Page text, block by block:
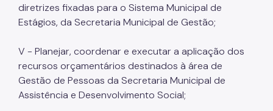
Operação Baixas Temperaturas (OBT)
Transferência de Renda
Programa Bolsa Família
diretrizes fixadas para o Sistema Municipal de
Estágios, da Secretaria Municipal de Gestão;
V - Planejar, coordenar e executar a aplicação dos
recursos orçamentários destinados à área de
Gestão de Pessoas da Secretaria Municipal de
Assistência e Desenvolvimento Social;